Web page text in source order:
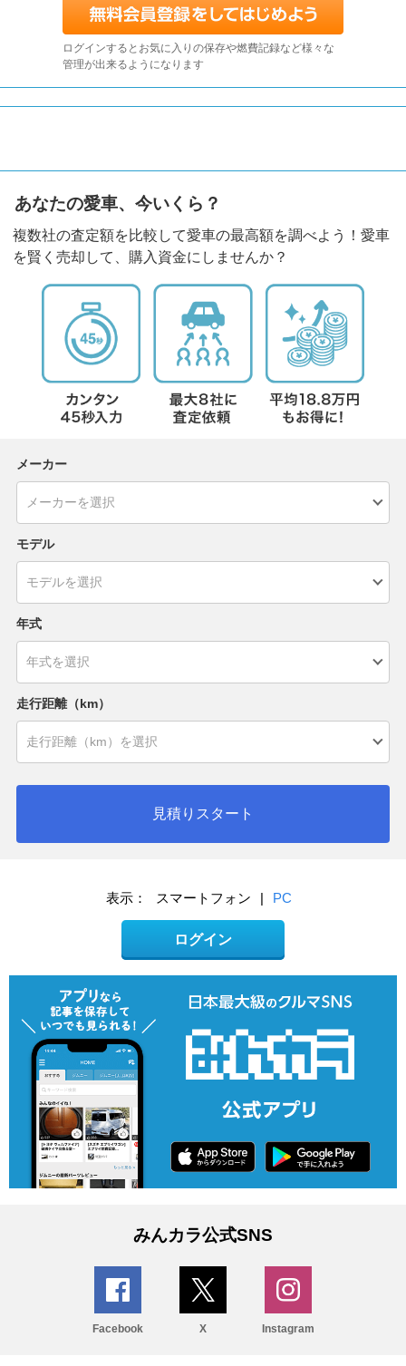
ログインするとお気に入りの保存や燃費記録など様々な
管理が出来るようになります
あなたの愛車、今いくら？
複数社の査定額を比較して愛車の最高額を調べよう！愛車
を賢く売却して、購入資金にしませんか？
メーカー
モデル
年式
走行距離（km）
見積りスタート
表示： スマートフォン | PC
ログイン
みんカラ公式SNS
Facebook X Instagram